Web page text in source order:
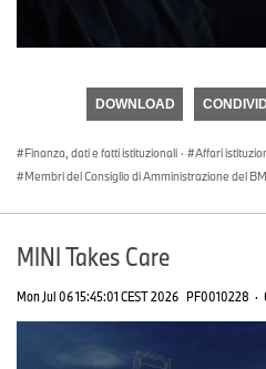
DOWNLOAD
Finanza, dati e fatti istituzionali · Affari
Membri del Consiglio di Amministrazione del
MINI Takes Care
Mon Jul 06 15:45:01 CEST 2026 PF0010228 ·